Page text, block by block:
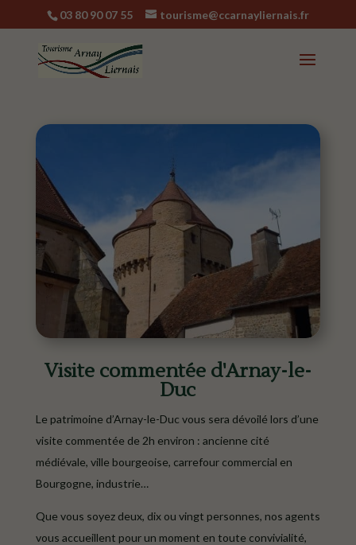
03 80 90 07 55 tourisme@ccarnayliernais.fr
Visite commentée d'Arnay-le-
Duc
Le patrimoine d’Arnay-le-Duc vous sera dévoilé lors d’une
visite commentée de 2h environ : ancienne cité
médiévale, ville bourgeoise, carrefour commercial en
Bourgogne, industrie…
Que vous soyez deux, dix ou vingt personnes, nos agents
vous accueillent pour un moment en toute convivialité,